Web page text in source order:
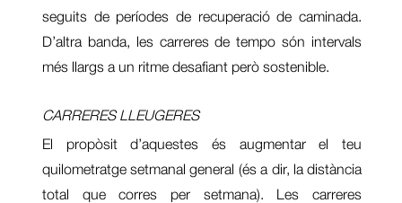
seguits de períodes de recuperació de caminada.
D’altra banda, les carreres de tempo són intervals
més llargs a un ritme desafiant però sostenible.
CARRERES LLEUGERES
El propòsit d’aquestes és augmentar el teu
quilometratge setmanal general (és a dir, la distància
total que corres per setmana). Les carreres